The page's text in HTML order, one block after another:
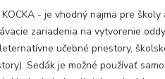
- je vhodný najmä pre školy
zariadenia na vytvorenie
učebné priestory,
Sedák je možné používať